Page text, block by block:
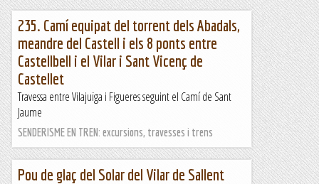
235. Camí equipat del torrent dels Abadals,
meandre del Castell i els 8 ponts entre
Castellbell i el Vilar i Sant Vicenç de
Castellet
Travessa entre Vilajuïga i Figueres seguint el Camí de Sant
Jaume
SENDERISME EN TREN: excursions, travesses i trens
Pou de glaç del Solar del Vilar de Sallent